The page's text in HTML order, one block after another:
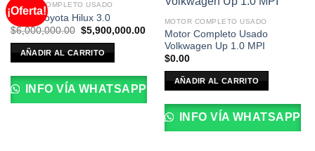
¡Oferta!
MOTOR COMPLETO USADO
Motor Toyota Hilux 3.0
$6,000,000.00 El
original
era:
$5,900,000.00El
precio
actual
AÑADIR AL CARRITO
INFO VÍA WHATSAPP
MOTOR COMPLETO USADO
Motor Completo Usado
Volkwagen Up 1.0 MPI
$0.00
AÑADIR AL CARRITO
INFO VÍA WHATSAPP